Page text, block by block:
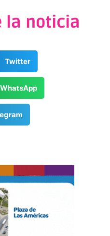
la noticia
Twitter
WhatsApp